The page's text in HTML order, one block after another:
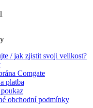
/ jak zjistit svoji velikost?
Comgate
platba
obchodní podmínky